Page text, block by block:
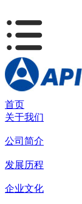
首页
关于我们
公司简介
发展历程
企业文化